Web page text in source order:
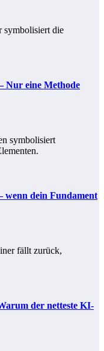
Nur eine Methode
wenn dein Fundament
der netteste KI-